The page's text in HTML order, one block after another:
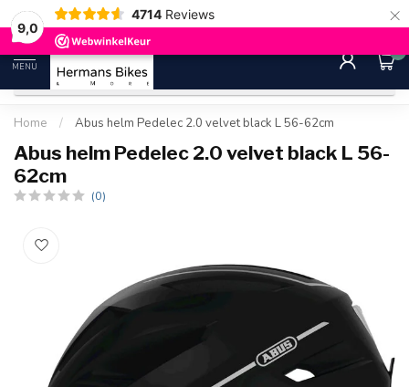
9,0
4714 Reviews ×
30 dagen bedenktijd Gratis
MENU
0
Home / Abus helm Pedelec 2.0 velvet black L 56-62cm
Abus helm Pedelec 2.0 velvet black L 56-
62cm
(0)